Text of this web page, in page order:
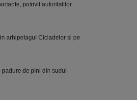
potrivit autoritatilor
arhipelagul Cicladelor si pe
de pini din sudul